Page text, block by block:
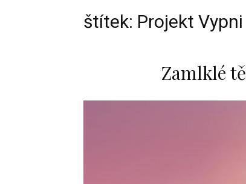
štítek: Projekt
Zamlklé